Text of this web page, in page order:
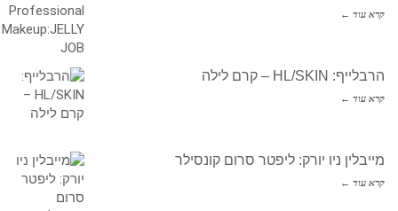
קרא עוד ←
הרבלייף: HL/SKIN – קרם לילה
קרא עוד ←
מייבלין ניו יורק: ליפטר סרום קונסילר
קרא עוד ←